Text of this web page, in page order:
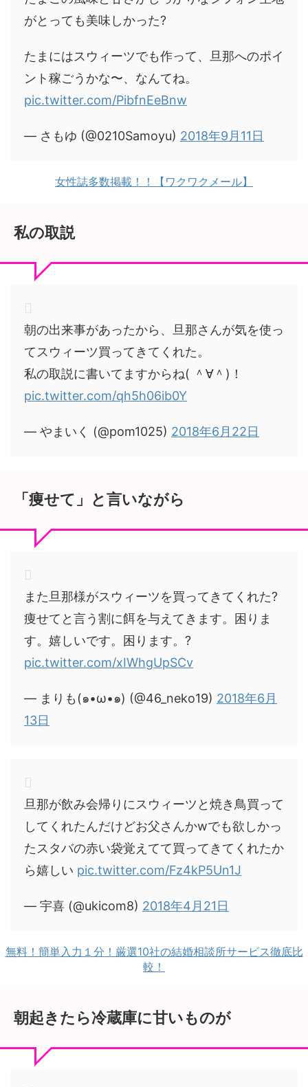
がとっても美味しかった?
たまにはスウィーツでも作って、旦那へのポイ
ント稼ごうかな〜、なんてね。
pic.twitter.com/PibfnEeBnw
— さもゆ (@0210Samoyu) 2018年9月11日
女性誌多数掲載！！【ワクワクメール】
私の取説
朝の出来事があったから、旦那さんが気を使っ
てスウィーツ買ってきてくれた。
私の取説に書いてますからね( ＾∀＾)！
pic.twitter.com/qh5h06ib0Y
— やまいく (@pom1025) 2018年6月22日
「痩せて」と言いながら
また旦那様がスウィーツを買ってきてくれた?
痩せてと言う割に餌を与えてきます。困りま
す。嬉しいです。困ります。?
pic.twitter.com/xIWhgUpSCv
— まりも(๑•ω•๑) (@46_neko19) 2018年6月
13日
旦那が飲み会帰りにスウィーツと焼き鳥買って
してくれたんだけどお父さんかwでも欲しかっ
たスタバの赤い袋覚えてて買ってきてくれたか
ら嬉しい pic.twitter.com/Fz4kP5Un1J
— 宇喜 (@ukicom8) 2018年4月21日
無料！簡単入力１分！厳選10社の結婚相談所サービス徹底比
較！
朝起きたら冷蔵庫に甘いものが